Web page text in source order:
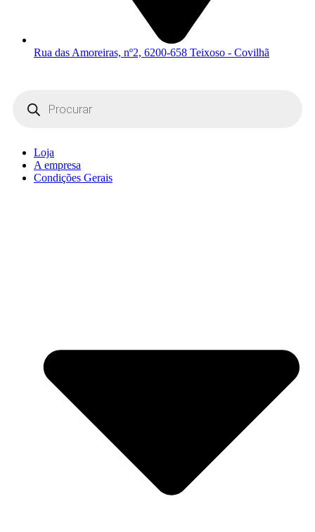
Rua das Amoreiras, nº2, 6200-658 Teixoso - Covilhã
search
Loja
A empresa
Condições Gerais